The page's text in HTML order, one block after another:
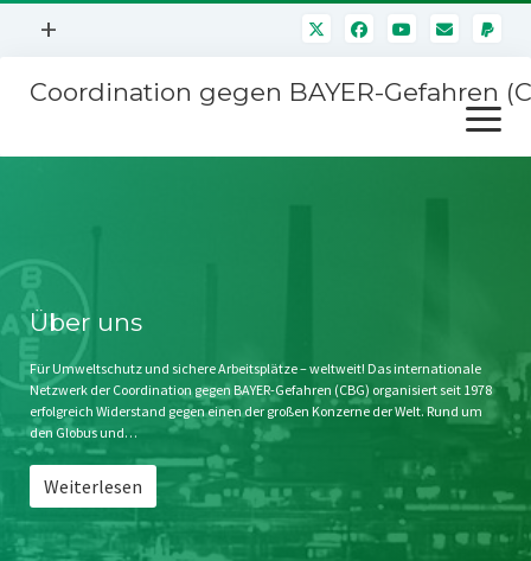
Menü
+
Mitmachen
Kontakt
Impressum
Störfälle
Coordination gegen BAYER-Gefahren
Menü
öffnen
Stichwort BAYER
Jahrestagung
SPENDEN
Über uns
Für Umweltschutz und sichere Arbeitsplätze – weltweit! Das internationale
Netzwerk der Coordination gegen BAYER-Gefahren (CBG) organisiert seit 1978
erfolgreich Widerstand gegen einen der großen Konzerne der Welt. Rund um
den Globus und…
Weiterlesen